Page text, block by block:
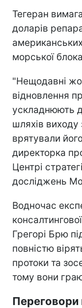
Тегеран
доларів
американських
морської
"Нещодавні
відновлення
ускладнюють
шляхів виходу
врятували
директорка
Центрі
досліджень
Водночас
Грегорі Брю
повністю
протоки та
тому вони
Переговори